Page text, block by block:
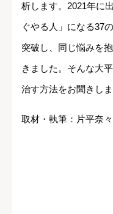
析します。2021年に
ぐやる人」になる37
突破し、同じ悩みを
きました。そんな大
治す方法をお聞きしま
取材・執筆：片平奈